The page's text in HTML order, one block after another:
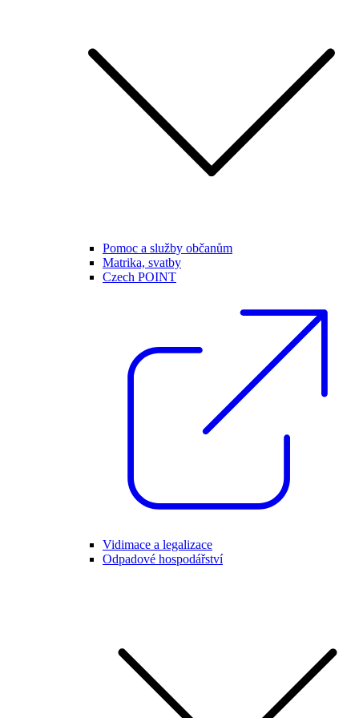
Pomoc a služby občanům
Matrika, svatby
Czech POINT
Vidimace a legalizace
Odpadové hospodářství